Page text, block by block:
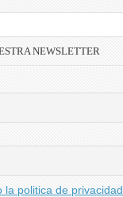
NEWSLETTER
la politica de privacidad